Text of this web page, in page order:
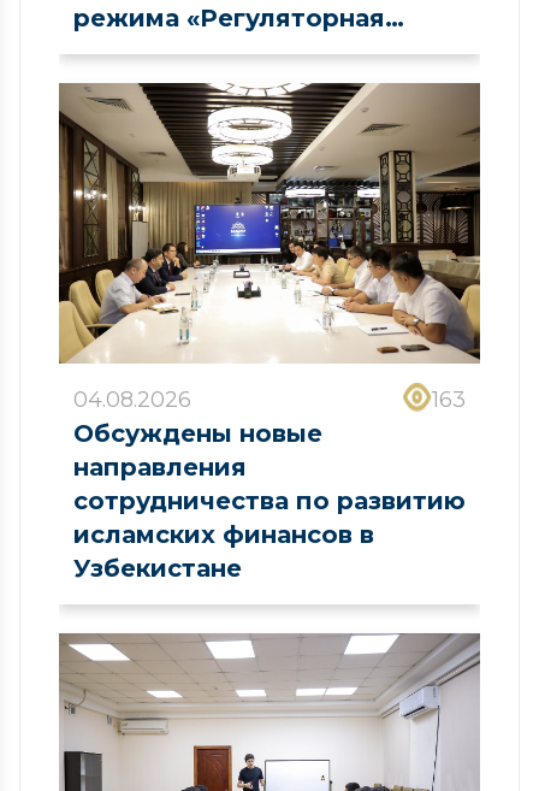
режима «Регуляторная
песочница» в сфере рынка
капитала
04.08.2026 163
Обсуждены новые
направления
сотрудничества по развитию
исламских финансов в
Узбекистане